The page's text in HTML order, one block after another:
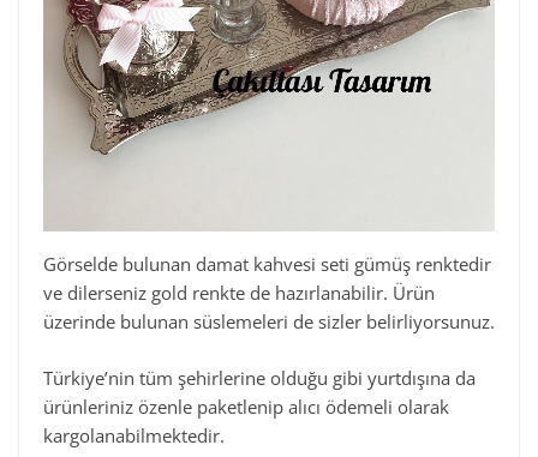
Görselde bulunan damat kahvesi seti gümüş renktedir
ve dilerseniz gold renkte de hazırlanabilir. Ürün
üzerinde bulunan süslemeleri de sizler belirliyorsunuz.
Türkiye’nin tüm şehirlerine olduğu gibi yurtdışına da
ürünleriniz özenle paketlenip alıcı ödemeli olarak
kargolanabilmektedir.